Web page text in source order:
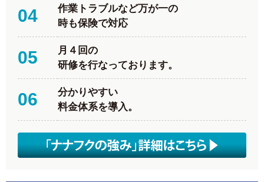
04
作業トラブルなど万が一の
時も保険で対応
05
月４回の
研修を行なっております。
06
分かりやすい
料金体系を導入。